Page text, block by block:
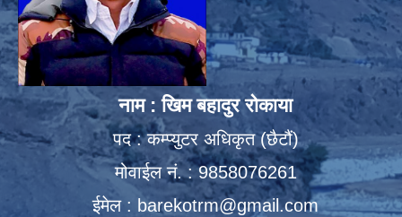
नाम : खिम बहादुर रोकाया
पद : कम्प्युटर अधिकृत (छैटौं)
मोवाईल नं. : 9858076261
ईमेल : barekotrm@gmail.com